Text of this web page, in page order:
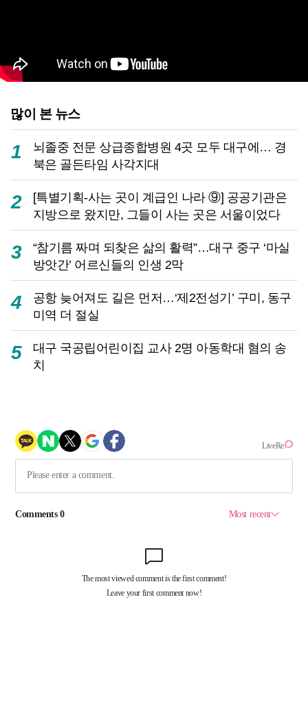
많이 본 뉴스
1
뇌졸중 전문 상급종합병원 4곳 모두 대구에… 경
북은 골든타임 사각지대
2
[특별기획-사는 곳이 계급인 나라 ⑨] 공공기관은
지방으로 왔지만, 그들이 사는 곳은 서울이었다
3
“참기름 짜며 되찾은 삶의 활력”…대구 중구 ‘마실
방앗간’ 어르신들의 인생 2막
4
공항 늦어져도 길은 먼저…‘제2전성기’ 구미, 동구
미역 더 절실
5
대구 국공립어린이집 교사 2명 아동학대 혐의 송
치